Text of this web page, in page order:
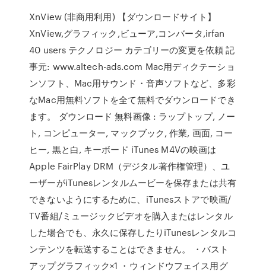
XnView (非商用利用) 【ダウンロードサイト】
XnView,グラフィック,ビューア,コンバータ,irfan
40 users テクノロジー カテゴリーの変更を依頼 記
事元: www.altech-ads.com Mac用ディクテーショ
ンソフト、Mac用サウンド・音声ソフトなど、多彩
なMac用無料ソフトを全て無料でダウンロードでき
ます。 ダウンロード 無料画像 : ラップトップ, ノー
ト, コンピューター, マックブック, 作業, 画面, コー
ヒー, 黒と白, キーボード iTunes M4Vの映画は
Apple FairPlay DRM（デジタル著作権管理）、ユ
ーザーがiTunesレンタルムービーを保存または共有
できないようにするために、iTunesストアで映画/
TV番組/ミュージックビデオを購入またはレンタル
した場合でも、永久に保存したりiTunesレンタルコ
ンテンツを転送することはできません。 ・バスト
アップグラフィック×1 ・ウィンドウフェイス用グ